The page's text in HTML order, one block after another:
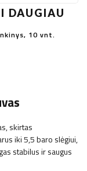
DAUGIAU
10 vnt.
skirtas
iki 5,5 baro slėgiui,
stabilus ir saugus